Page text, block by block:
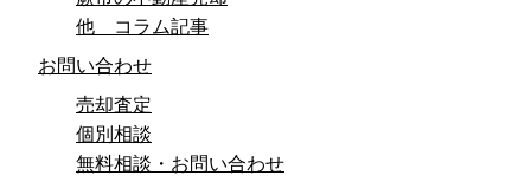
他 コラム記事
お問い合わせ
売却査定
個別相談
無料相談・お問い合わせ